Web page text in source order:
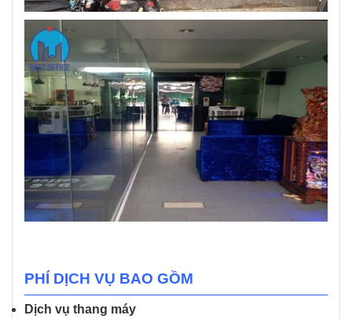
PHÍ DỊCH VỤ BAO GỒM
Dịch vụ thang máy